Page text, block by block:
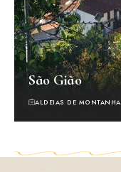
São Gião
ALDEIAS DE MONTANHA